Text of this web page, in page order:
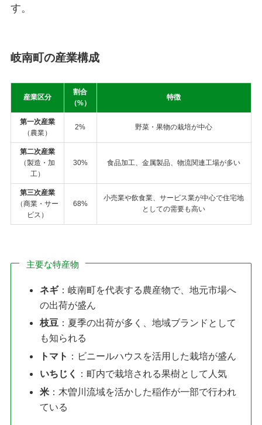
す。
岐南町の産業構成
産業区分
割合
（%）
特徴
第一次産業
（農業）
2% 野菜・果物の栽培が中心
第二次産業
（製造・加
工）
30% 食品加工、金属製品、物流関連工場が多い
第三次産業
（商業・サー
ビス）
68%
小売業や飲食業、サービス業が中心で住宅地
としての需要も高い
主要な特産物
ネギ：岐南町を代表する農産物で、地元市場へ
の出荷が盛ん
枝豆 ：夏季の出荷が多く、地域ブランドとして
も知られる
トマト ：ビニールハウスを活用した栽培が盛ん
いちじく
：町内で栽培される果樹として人気
米 ：木曽川流域を活かした稲作が一部で行われ
ている